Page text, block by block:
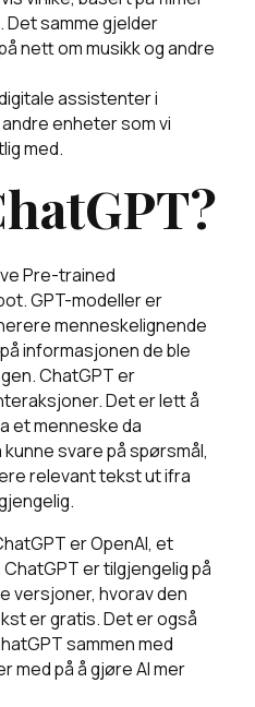
Det samme gjelder
nett om musikk og andre
assistenter i
enheter som vi
med.
Pre-trained
GPT-modeller er
menneskelignende
informasjonen de ble
ChatGPT er
Det er lett å
et menneske da
svare på spørsmål,
relevant tekst ut ifra
er OpenAI, et
er tilgjengelig på
versjoner, hvorav den
er gratis. Det er også
sammen med
med på å gjøre AI mer